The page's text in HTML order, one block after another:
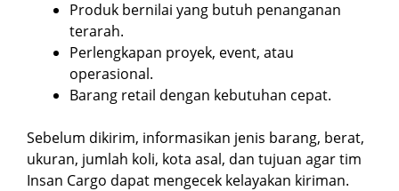
Produk bernilai yang butuh penanganan
terarah.
Perlengkapan proyek, event, atau
operasional.
Barang retail dengan kebutuhan cepat.
Sebelum dikirim, informasikan jenis barang, berat,
ukuran, jumlah koli, kota asal, dan tujuan agar tim
Insan Cargo dapat mengecek kelayakan kiriman.